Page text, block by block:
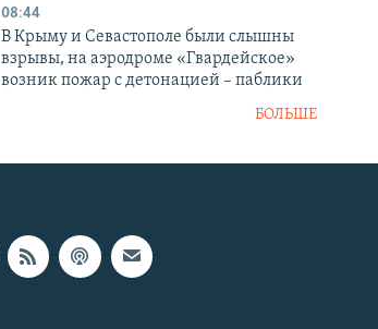
08:44
В Крыму и Севастополе были слышны
взрывы, на аэродроме «Гвардейское»
возник пожар с детонацией – паблики
БОЛЬШЕ